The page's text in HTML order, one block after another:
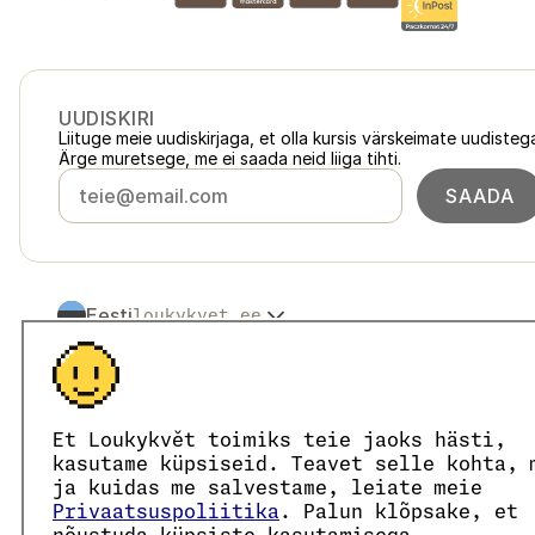
Et Loukykvět toimiks teie jaoks hästi,
kasutame küpsiseid. Teavet selle kohta,
ja kuidas me salvestame, leiate meie
Privaatsuspoliitika . Palun klõpsake, et
UUDISKIRI
Liituge meie uudiskirjaga, et olla kursis värskeimate
Ärge muretsege, me ei saada neid liiga tihti.
SAADA
Eestiloukykvet.ee
Česko
Slovensko
Polskaloukykvet.pl
Österreichloukykvet.at
Deutschland loukykvet.de
Franceloukykvet.fr
Belgiëloukykvet.be
© 2016 →
Loukykvět s.r.o. on registreeritud Praha linnakohtu
Osaleme EKO-KOM süsteemis registrinumbriga EKF00180493.
Kasutame taimepasside väljastamiseks registreerimisnumbrit
Meie registrikood on 05663687, käibemaksukohustuslase
Andmekasti ID on eng827q.
EORI number on CZ05663687.